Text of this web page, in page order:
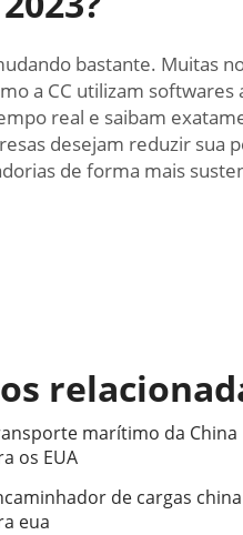
bastante. Muitas
a CC utilizam
real e saibam
desejam reduzir sua
de forma mais
marítimo da China
os EUA
de cargas china
eua